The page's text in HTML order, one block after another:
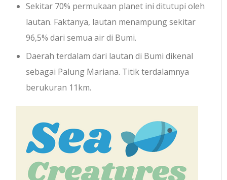
Sekitar 70% permukaan planet ini ditutupi oleh
lautan. Faktanya, lautan menampung sekitar
96,5% dari semua air di Bumi.
Daerah terdalam dari lautan di Bumi dikenal
sebagai Palung Mariana. Titik terdalamnya
berukuran 11km.